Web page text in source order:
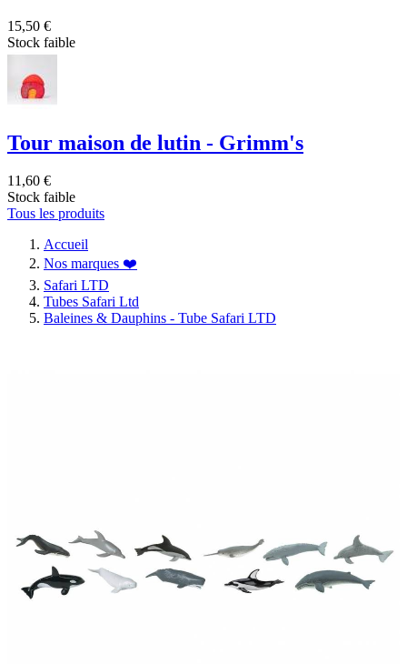
15,50 €
Stock faible
Tour maison de lutin - Grimm's
11,60 €
Stock faible
Tous les produits
Accueil
Nos marques ❤️
Safari LTD
Tubes Safari Ltd
Baleines & Dauphins - Tube Safari LTD